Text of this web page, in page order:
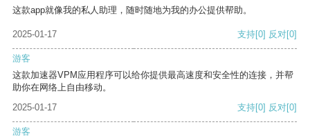
这款app就像我的私人助理，随时随地为我的办公提供帮助。
2025-01-17 支持[0] 反对[0]
游客
这款加速器VPM应用程序可以给你提供最高速度和安全性的连接，并帮
助你在网络上自由移动。
2025-01-17
支持[0] 反对[0]
游客